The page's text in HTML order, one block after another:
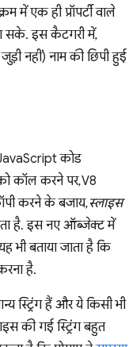
में एक ही प्रॉपर्टी वाले
सके. इस कैटगरी में,
नहीं) नाम की छिपी हुई
कोड
कॉल करने पर, V8
करने के बजाय,स्लाइस
है. इस नए ऑब्जेक्ट में
भी बताया जाता है कि
है.
स्ट्रिंग हैं और ये किसी भी
की गई स्ट्रिंग बहुत